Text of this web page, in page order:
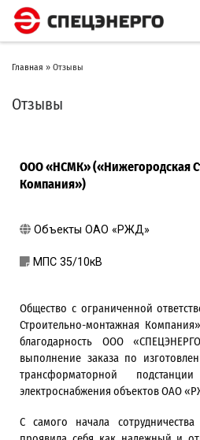
Главная » Отзывы
Отзывы
ООО «НСМК» («Нижегородская
Компания»)
Объекты ОАО «РЖД»
МПС 35/10кВ
Общество с ограниченной
Строительно-монтажная
благодарность ООО
выполнение заказа по
трансформаторной
электроснабжения объектов ОАО
С самого начала